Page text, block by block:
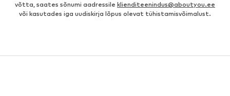
võtta, saates sõnumi aadressile klienditeenindus@aboutyou.ee
või kasutades iga uudiskirja lõpus olevat tühistamisvõimalust.